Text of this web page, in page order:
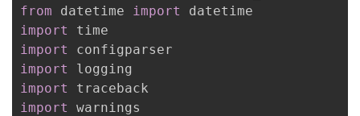
from datetime import
import
import
import
import
import
warnings